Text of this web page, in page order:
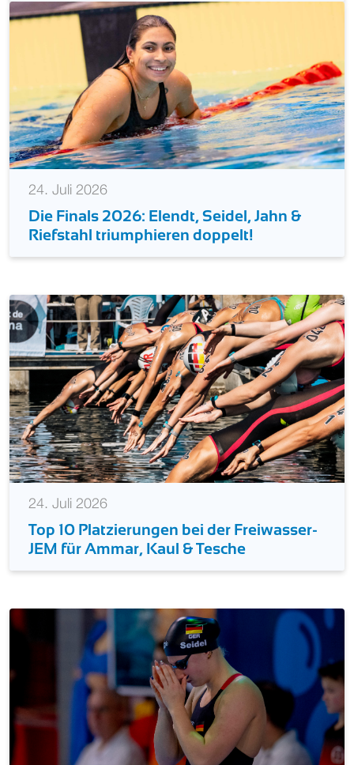
24. Juli 2026
Die Finals 2026: Elendt, Seidel, Jahn &
Riefstahl triumphieren doppelt!
24. Juli 2026
Top 10 Platzierungen bei der Freiwasser-
JEM für Ammar, Kaul & Tesche